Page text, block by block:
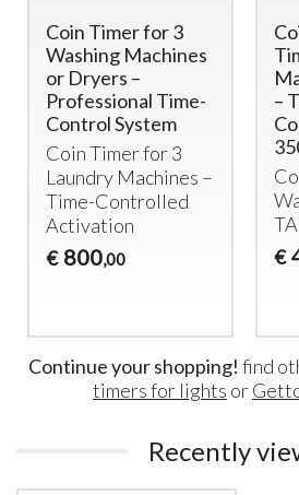
Coin Timer for 3
Washing Machines
or Dryers –
Professional Time-
Control System
Coin Timer for 3
Laundry Machines –
Time-Controlled
Activation
€ 800,00
–
€
Continue your shopping! find
timers for lights or
Recently